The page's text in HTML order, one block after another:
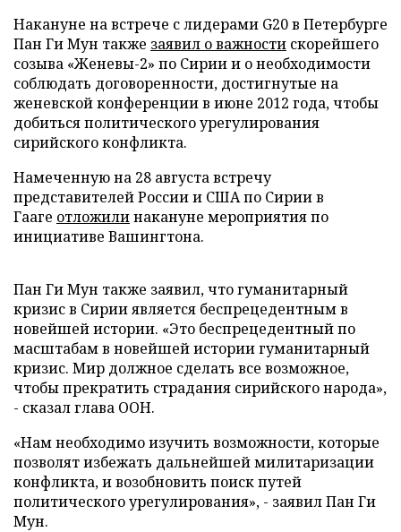
Накануне на встрече с лидерами G20 в Петербурге
Пан Ги Мун также заявил о важности скорейшего
созыва «Женевы-2» по Сирии и о необходимости
соблюдать договоренности, достигнутые на
женевской конференции в июне 2012 года, чтобы
добиться политического урегулирования
сирийского конфликта.
Намеченную на 28 августа встречу
представителей России и США по Сирии в
Гааге отложилинакануне мероприятия по
инициативе Вашингтона.
Пан Ги Мун также заявил, что гуманитарный
кризис в Сирии является беспрецедентным в
новейшей истории. «Это беспрецедентный по
масштабам в новейшей истории гуманитарный
кризис. Мир должное сделать все возможное,
чтобы прекратить страдания сирийского народа»,
- сказал глава ООН.
«Нам необходимо изучить возможности, которые
позволят избежать дальнейшей милитаризации
конфликта, и возобновить поиск путей
политического урегулирования», - заявил Пан Ги
Мун.